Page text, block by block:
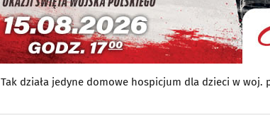
Tak działa jedyne domowe hospicjum dla dzieci w woj.